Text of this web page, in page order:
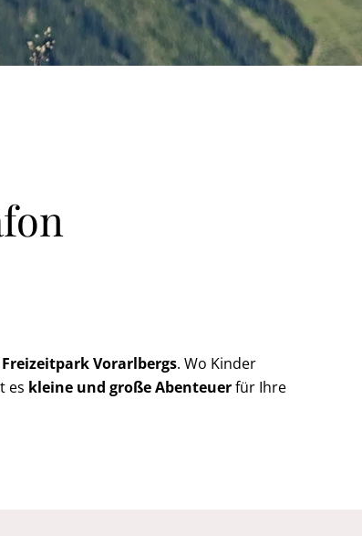
Vorarlbergs. Wo Kinder
es kleine und große Abenteuerfür Ihre